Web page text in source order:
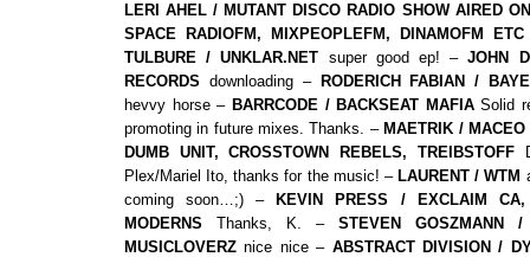
LERI AHEL / MUTANT DISCO RADIO SHOW AIRED
SPACE RADIOFM, MIXPEOPLEFM, DINAMOFM ETC
TULBURE / UNKLAR.NET super good ep! –JOHN
RECORDS downloading – RODERICH FABIAN /
hevvy horse – BARRCODE / BACKSEAT MAFIASolid
promoting in future mixes. Thanks. – MAETRIK /
DUMB UNIT, CROSSTOWN REBELS, TREIBSTOFF
Plex/Mariel Ito, thanks for the music! – LAURENT / WTM
coming soon…;) –
KEVIN PRESS / EXCLAIM
MODERNS Thanks, K. – STEVEN GOSZMANN /
MUSICLOVERZ nice nice – ABSTRACT DIVISION /